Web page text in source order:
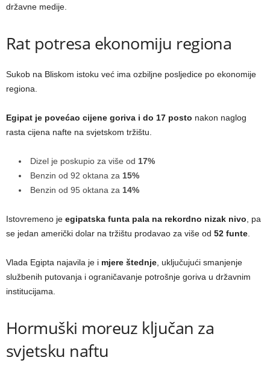
državne medije.
Rat potresa ekonomiju regiona
Sukob na Bliskom istoku već ima ozbiljne posljedice po ekonomije
regiona.
Egipat je povećao cijene goriva i do 17 posto nakon naglog
rasta cijena nafte na svjetskom tržištu.
Dizel je poskupio za više od 17%
Benzin od 92 oktana za 15%
Benzin od 95 oktana za 14%
Istovremeno je egipatska funta pala na rekordno nizak nivo, pa
se jedan američki dolar na tržištu prodavao za više od 52 funte.
Vlada Egipta najavila je i mjere štednje, uključujući smanjenje
službenih putovanja i ograničavanje potrošnje goriva u državnim
institucijama.
Hormuški moreuz ključan za
svjetsku naftu